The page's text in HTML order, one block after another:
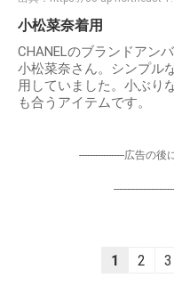
小松菜奈着用
CHANELのブランドアン
小松菜奈さん。シンプル
用していました。小ぶり
も合うアイテムです。
-----------------広告の
1 2 3